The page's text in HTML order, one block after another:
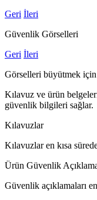
Geri İleri
Güvenlik Görselleri
Geri İleri
Görselleri büyütmek için
Kılavuz ve ürün
güvenlik bilgileri sağlar.
Kılavuzlar
Kılavuzlar en kısa
Ürün Güvenlik
Güvenlik açıklamaları